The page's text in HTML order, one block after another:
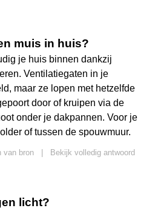
muis in huis?
je huis binnen dankzij
Ventilatiegaten in je
maar ze lopen met hetzelfde
door of kruipen via de
onder je dakpannen. Voor je
of tussen de spouwmuur.
van bron
Bekijk volledig antwoord
licht?